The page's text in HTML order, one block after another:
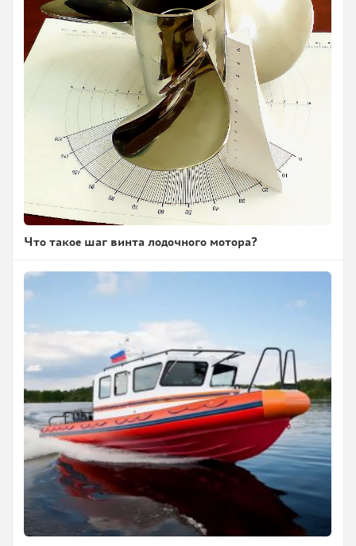
Что такое шаг винта лодочного мотора?